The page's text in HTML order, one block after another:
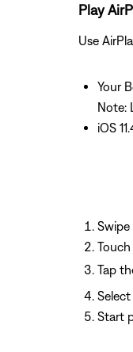
Play
Use
Your
Note:
iOS
Tap
Start